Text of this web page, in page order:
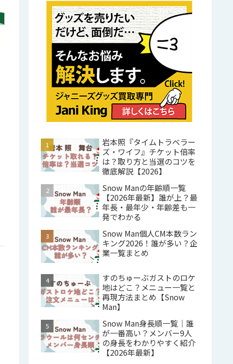
岩本照『タイムトラベラー
ズ・ワイフ』チケット倍率
は？取り方と当選のコツを
徹底解説【2026】
Snow Manの年齢順一覧
【2026年最新】誰が上？最
年長・最年少・年齢差も一
発でわかる
Snow Man個人CM本数ラン
キング2026！誰が多い？企
業一覧まとめ
すのちゅーぶガストのロケ
地はどこ？メニュー一覧と
再現方法まとめ【Snow
Man】
Snow Man身長順一覧｜誰
が一番高い？メンバー9人
の身長をわかりやすく紹介
【2026年最新】